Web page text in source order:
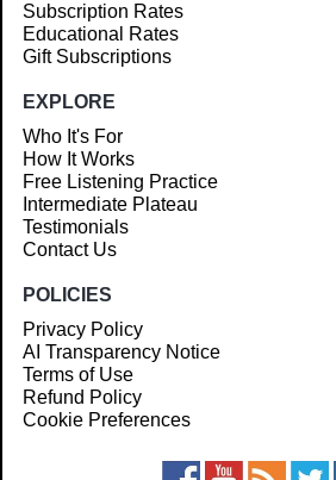
Subscription Rates
Educational Rates
Gift Subscriptions
EXPLORE
Who It's For
How It Works
Free Listening Practice
Intermediate Plateau
Testimonials
Contact Us
POLICIES
Privacy Policy
AI Transparency Notice
Terms of Use
Refund Policy
Cookie Preferences